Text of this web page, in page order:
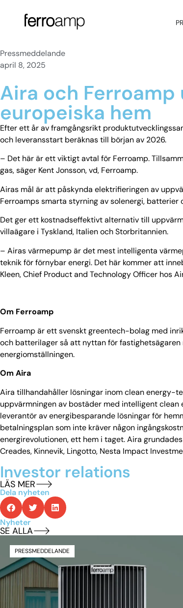
Pressmeddelande
april 8, 2025
Aira och
europeiska hem
Efter ett år av framgångsrikt
och leveransstart beräknas till början av 2026.
– Det här är ett viktigt avtal för Ferroamp.
gas, säger Kent Jonsson, vd, Ferroamp.
Airas mål är att påskynda elektrifieringen av
Ferroamps smarta styrning av solenergi,
Det ger ett kostnadseffektivt alternativ till
villaägare i Tyskland, Italien och Storbritannien.
– Airas värmepump är det mest intelligenta
teknik för förnybar energi. Det här kommer att
Kleen, Chief Product and Technology Officer hos
Om Ferroamp
Ferroamp är ett svenskt greentech-bolag med
och batterilager så att nyttan för
energiomställningen.
Om Aira
Aira tillhandahåller lösningar inom clean energy-
uppvärmningen av bostäder med intelligent
leverantör av energibesparande lösningar för
betalningsplan som inte kräver någon
energirevolutionen, ett hem i taget. Aira
Creades, Kinnevik, Lingotto, Nesta Impact
Investor relations
LÄS MER
Dela nyheten
Nyheter
SE ALLA
PRESSMEDDELANDE